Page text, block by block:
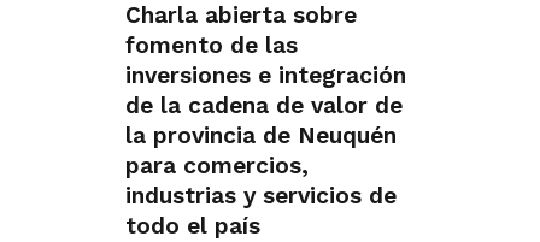
Charla abierta sobre
fomento de las
inversiones e integración
de la cadena de valor de
la provincia de Neuquén
para comercios,
industrias y servicios de
todo el país